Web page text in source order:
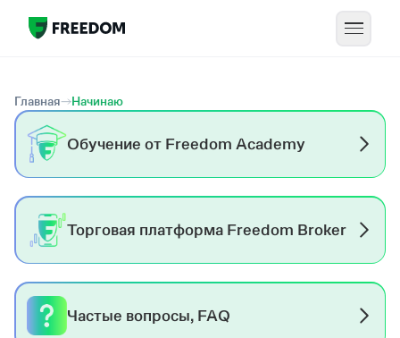
Обучение от Freedom Academy
Торговая платформа Freedom Broker
Частые вопросы, FAQ
Главная Начинаю